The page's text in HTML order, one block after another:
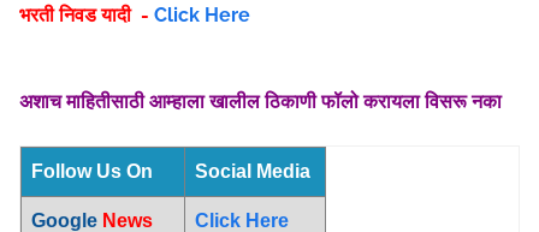
भरती निवड यादी - Click Here
अशाच माहितीसाठी आम्हाला खालील ठिकाणी फॉलो करायला विसरू नका
Follow Us On Social Media
Google News Click Here